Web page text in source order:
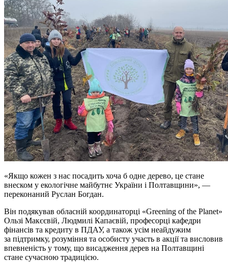
«Якщо кожен з нас посадить хоча б одне дерево, це стане
внеском у екологічне майбутнє України і Полтавщини», —
переконаний Руслан Богдан.
Він подякував обласній координаторці «Greening of the Planet»
Ользі Макєєвій, Людмилі Капаєвій, професорці кафедри
фінансів та кредиту в ПДАУ, а також усім неайдужим
за підтримку, розуміння та особисту участь в акції та висловив
впевненість у тому, що висадження дерев на Полтавщині
стане сучасною традицією.